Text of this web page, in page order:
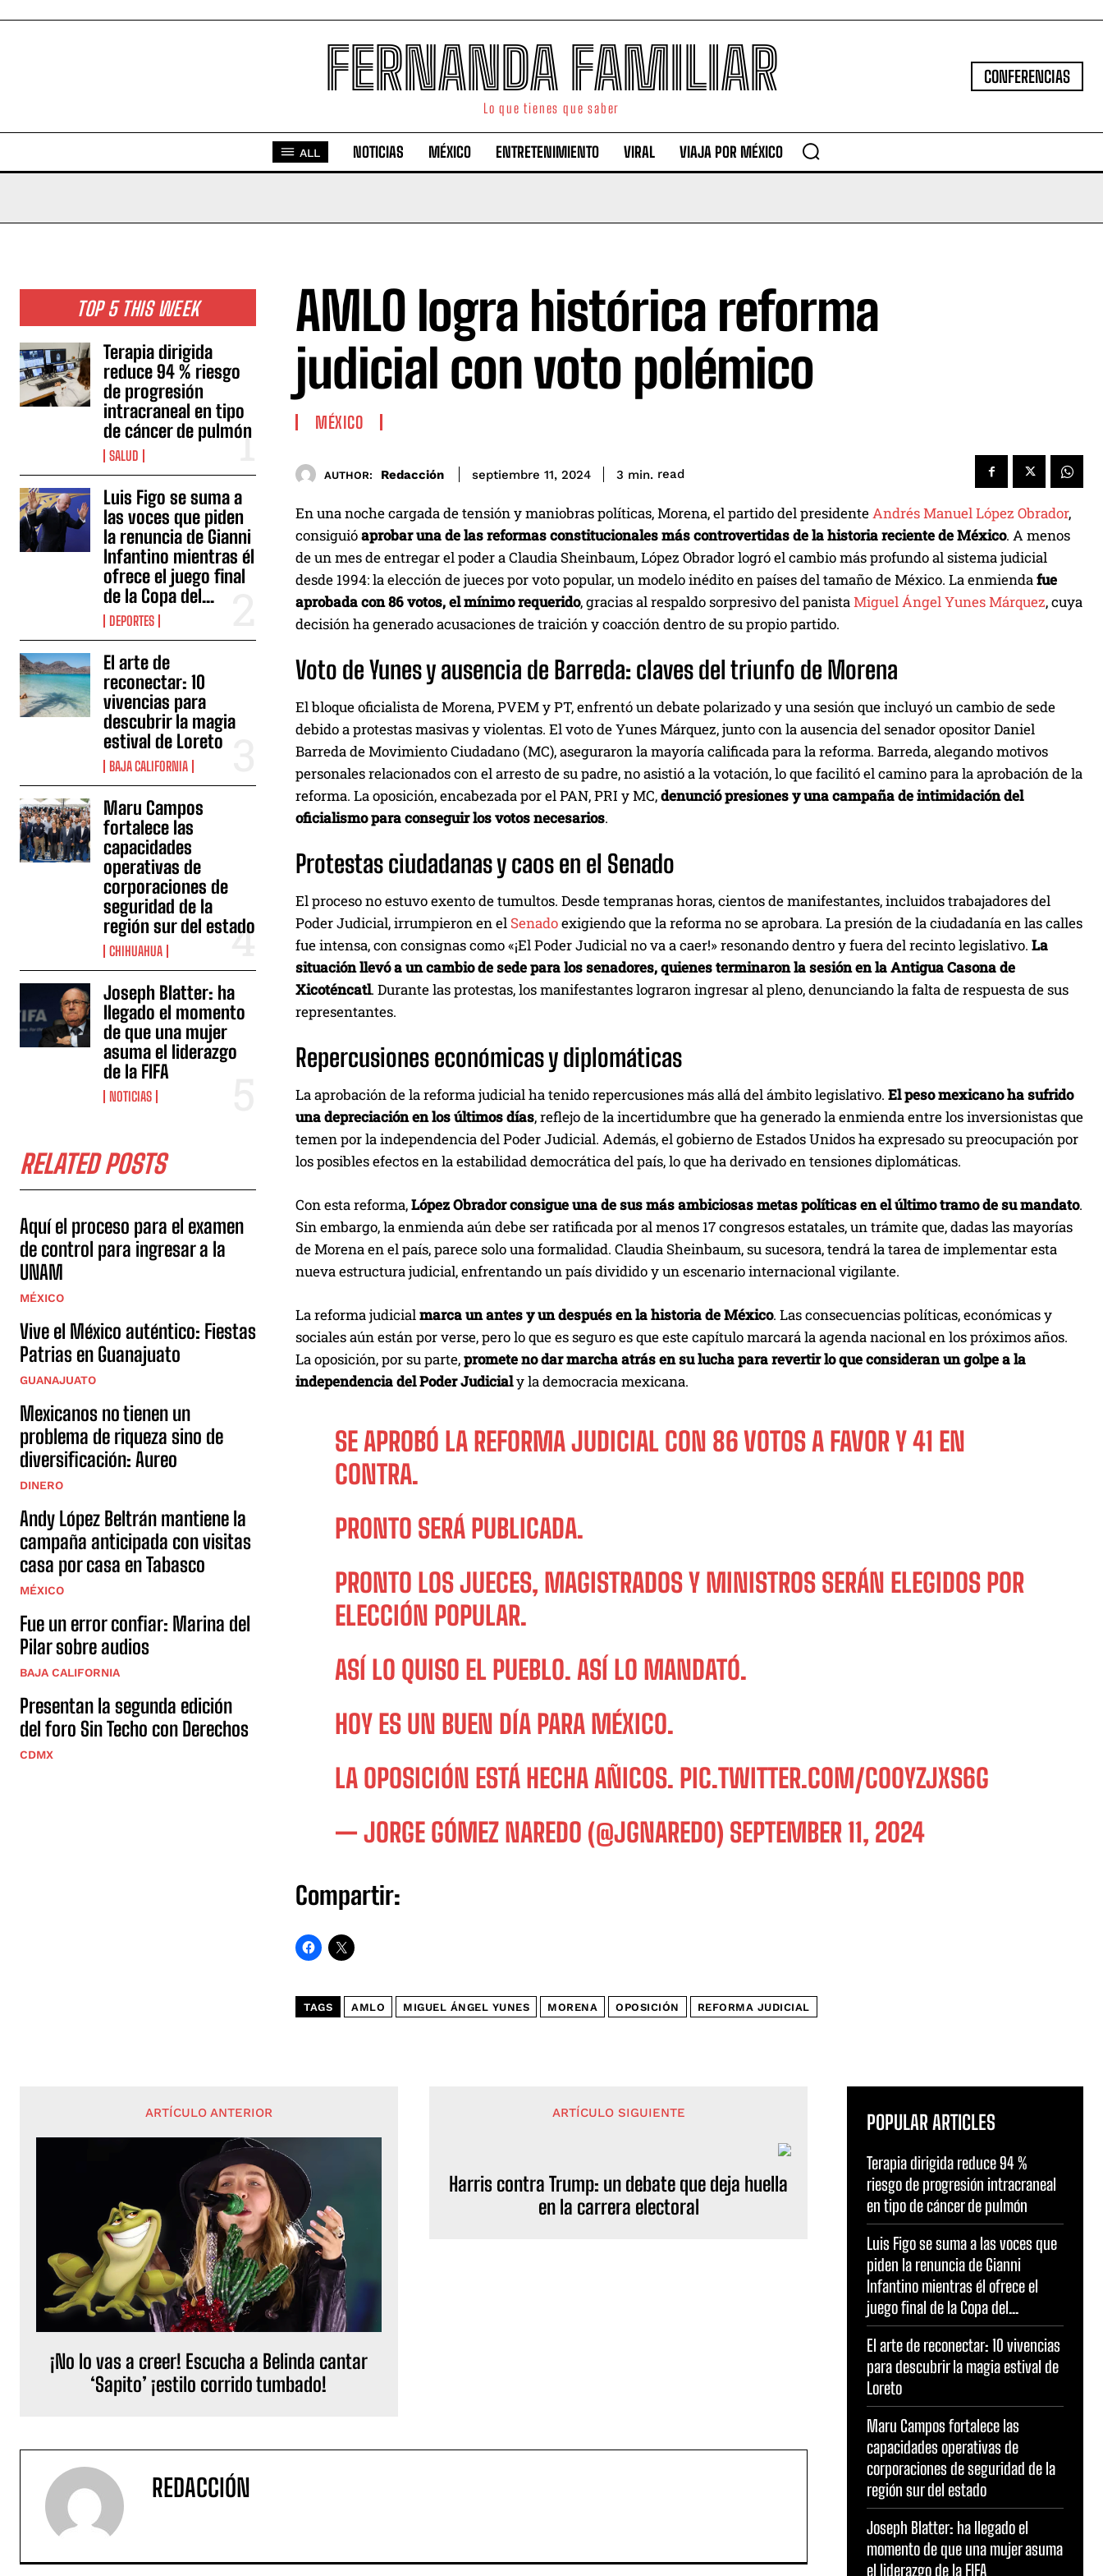
FERNANDA FAMILIAR
Lo que tienes que saber
CONFERENCIAS
ALL NOTICIAS MÉXICO ENTRETENIMIENTO VIRAL VIAJA POR MÉXICO
TOP 5 THIS WEEK
Terapia dirigida
reduce 94 % riesgo
de progresión
intracraneal en tipo
de cáncer de pulmón
SALUD
Luis Figo se suma a
las voces que piden
la renuncia de Gianni
Infantino mientras él
ofrece el juego final
de la Copa del...
DEPORTES
El arte de
reconectar: 10
vivencias para
descubrir la magia
estival de Loreto
BAJA CALIFORNIA
Maru Campos
fortalece las
capacidades
operativas de
corporaciones de
seguridad de la
región sur del estado
CHIHUAHUA
Joseph Blatter: ha
llegado el momento
de que una mujer
asuma el liderazgo
de la FIFA
NOTICIAS
RELATED POSTS
Aquí el proceso para el examen
de control para ingresar a la
UNAM
MÉXICO
Vive el México auténtico: Fiestas
Patrias en Guanajuato
GUANAJUATO
Mexicanos no tienen un
problema de riqueza sino de
diversificación: Aureo
DINERO
Andy López Beltrán mantiene la
campaña anticipada con visitas
casa por casa en Tabasco
MÉXICO
Fue un error confiar: Marina del
Pilar sobre audios
BAJA CALIFORNIA
Presentan la segunda edición
del foro Sin Techo con Derechos
CDMX
AMLO logra histórica reforma
judicial con voto polémico
MÉXICO
AUTHOR: Redacción septiembre 11, 2024 3 min. read
En una noche cargada de tensión y maniobras políticas, Morena, el partido del presidenteAndrés Manuel López Obrador,
consiguióaprobar una de las reformas constitucionales más controvertidas de la historia reciente de México. A menos
de un mes de entregar el poder a Claudia Sheinbaum, López Obrador logró el cambio más profundo al sistema judicial
desde 1994: la elección de jueces por voto popular, un modelo inédito en países del tamaño de México. La enmiendafue
aprobada con 86 votos, el mínimo requerido, gracias al respaldo sorpresivo del panistaMiguel Ángel Yunes Márquez, cuya
decisión ha generado acusaciones de traición y coacción dentro de su propio partido.
Voto de Yunes y ausencia de Barreda: claves del triunfo de Morena
El bloque oficialista de Morena, PVEM y PT, enfrentó un debate polarizado y una sesión que incluyó un cambio de sede
debido a protestas masivas y violentas. El voto de Yunes Márquez, junto con la ausencia del senador opositor Daniel
Barreda de Movimiento Ciudadano (MC), aseguraron la mayoría calificada para la reforma. Barreda, alegando motivos
personales relacionados con el arresto de su padre, no asistió a la votación, lo que facilitó el camino para la aprobación de la
reforma. La oposición, encabezada por el PAN, PRI y MC,denunció presiones y una campaña de intimidación del
oficialismo para conseguir los votos necesarios.
Protestas ciudadanas y caos en el Senado
El proceso no estuvo exento de tumultos. Desde tempranas horas, cientos de manifestantes, incluidos trabajadores del
Poder Judicial, irrumpieron en el Senadoexigiendo que la reforma no se aprobara. La presión de la ciudadanía en las calles
fue intensa, con consignas como «¡El Poder Judicial no va a caer!» resonando dentro y fuera del recinto legislativo. La
situación llevó a un cambio de sede para los senadores, quienes terminaron la sesión en la Antigua Casona de
Xicoténcatl. Durante las protestas, los manifestantes lograron ingresar al pleno, denunciando la falta de respuesta de sus
representantes.
Repercusiones económicas y diplomáticas
La aprobación de la reforma judicial ha tenido repercusiones más allá del ámbito legislativo. El peso mexicano ha sufrido
una depreciación en los últimos días, reflejo de la incertidumbre que ha generado la enmienda entre los inversionistas que
temen por la independencia del Poder Judicial. Además, el gobierno de Estados Unidos ha expresado su preocupación por
los posibles efectos en la estabilidad democrática del país, lo que ha derivado en tensiones diplomáticas.
Con esta reforma,López Obrador consigue una de sus más ambiciosas metas políticas en el último tramo de su mandato.
Sin embargo, la enmienda aún debe ser ratificada por al menos 17 congresos estatales, un trámite que, dadas las mayorías
de Morena en el país, parece solo una formalidad. Claudia Sheinbaum, su sucesora, tendrá la tarea de implementar esta
nueva estructura judicial, enfrentando un país dividido y un escenario internacional vigilante.
La reforma judicialmarca un antes y un después en la historia de México. Las consecuencias políticas, económicas y
sociales aún están por verse, pero lo que es seguro es que este capítulo marcará la agenda nacional en los próximos años.
La oposición, por su parte,promete no dar marcha atrás en su lucha para revertir lo que consideran un golpe a la
independencia del Poder Judicialy la democracia mexicana.
SE APROBÓ LA REFORMA JUDICIAL CON 86 VOTOS A FAVOR Y 41 EN
CONTRA.
PRONTO SERÁ PUBLICADA.
PRONTO LOS JUECES, MAGISTRADOS Y MINISTROS SERÁN ELEGIDOS POR
ELECCIÓN POPULAR.
ASÍ LO QUISO EL PUEBLO. ASÍ LO MANDATÓ.
HOY ES UN BUEN DÍA PARA MÉXICO.
LA OPOSICIÓN ESTÁ HECHA AÑICOS. PIC.TWITTER.COM/CO0YZJXS6G
— JORGE GÓMEZ NAREDO (@JGNAREDO) SEPTEMBER 11, 2024
Compartir:
TAGS AMLO MIGUEL ÁNGEL YUNES MORENA OPOSICIÓN REFORMA JUDICIAL
ARTÍCULO ANTERIOR
¡No lo vas a creer! Escucha a Belinda cantar
‘Sapito’ ¡estilo corrido tumbado!
ARTÍCULO SIGUIENTE
Harris contra Trump: un debate que deja huella
en la carrera electoral
REDACCIÓN
POPULAR ARTICLES
Terapia dirigida reduce 94 %
riesgo de progresión intracraneal
en tipo de cáncer de pulmón
Luis Figo se suma a las voces que
piden la renuncia de Gianni
Infantino mientras él ofrece el
juego final de la Copa del...
El arte de reconectar: 10 vivencias
para descubrir la magia estival de
Loreto
Maru Campos fortalece las
capacidades operativas de
corporaciones de seguridad de la
región sur del estado
Joseph Blatter: ha llegado el
momento de que una mujer asuma
el liderazgo de la FIFA